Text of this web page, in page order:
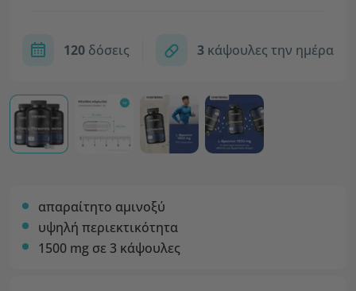
120 δόσεις 3 κάψουλες την ημέρα
απαραίτητο αμινοξύ
υψηλή περιεκτικότητα
1500 mg σε 3 κάψουλες